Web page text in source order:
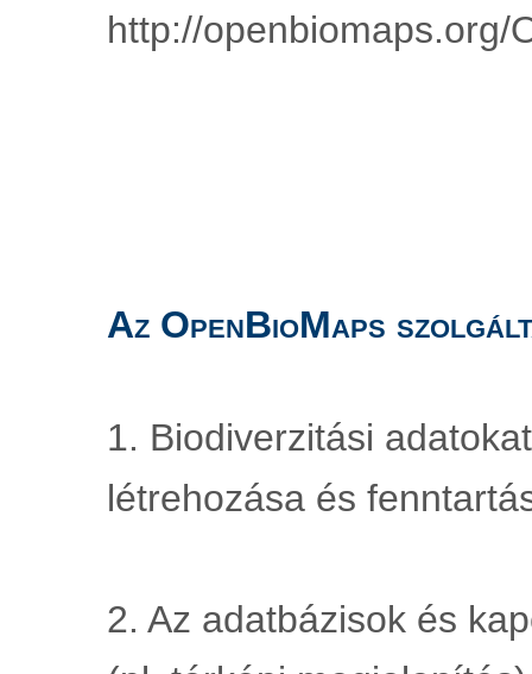
http://openbiomaps.org/
Az OpenBioMaps
1. Biodiverzitási
létrehozása és
2. Az adatbázisok és